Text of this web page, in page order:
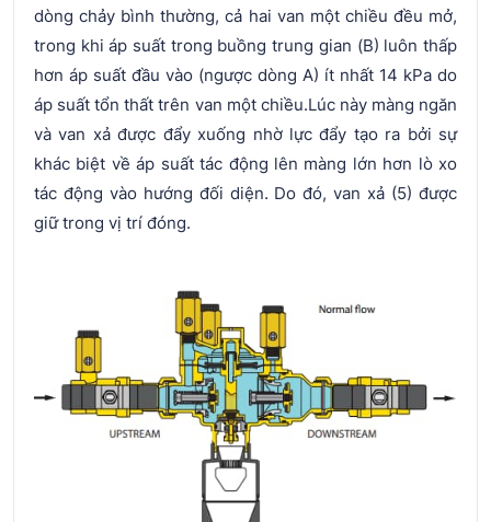
dòng chảy bình thường, cả hai van một chiều đều mở,
trong khi áp suất trong buồng trung gian (B) luôn thấp
hơn áp suất đầu vào (ngược dòng A) ít nhất 14 kPa do
áp suất tổn thất trên van một chiều.Lúc này màng ngăn
và van xả được đẩy xuống nhờ lực đẩy tạo ra bởi sự
khác biệt về áp suất tác động lên màng lớn hơn lò xo
tác động vào hướng đối diện. Do đó, van xả (5) được
giữ trong vị trí đóng.